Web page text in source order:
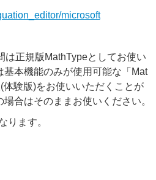
microsoft
正規版MathTypeとしてお使い
本機能のみが使用可能な「Mat
体験版)をお使いいただくことが
合はそのままお使いください。
ります。